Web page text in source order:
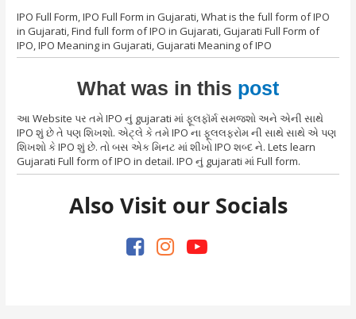
IPO Full Form, IPO Full Form in Gujarati, What is the full form of IPO
in Gujarati, Find full form of IPO in Gujarati, Gujarati Full Form of
IPO, IPO Meaning in Gujarati, Gujarati Meaning of IPO
What was in this post
આ Website પર તમે IPO નું gujarati માં ફૂલફૉર્મ સમજશો અને એની સાથે
IPO શું છે તે પણ શિખશો. એટ્લે કે તમે IPO ના ફૂલલફરોમ ની સાથે સાથે એ પણ
શિખશો કે IPO શું છે. તો બસ એક મિનટ માં શીખો IPO શબ્દ ને. Lets learn
Gujarati Full form of IPO in detail. IPO નું gujarati માં Full form.
Also Visit our Socials